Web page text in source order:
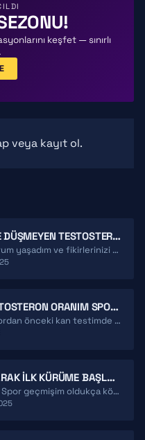
keşfet — sınırlı
veya kayıt ol.
SUSTANON BIRAKTIĞIM HALDE DÜŞMEYEN TESTOSTERON
Hocam selamlar,biraz garip bir durum yaşadım ve fikirlerinizi almak istiyorum. 7 ay boyunca haftada 500 mg…
543 SEVIYELERINDE OLAN TESTOSTERON ORANIM SPORA BAŞLADIKTAN SONRA DÜŞTÜ! SEBEBI NE OLABILIR?
Merhabalar ben yeni başladım spordan önceki kan testimde 543 olan testo oranım spora başladıktan 45 gün…
TEMELI OLAN BIR SPORCU OLARAK İLK KÜRÜME BAŞLAMAYI DÜŞÜNÜYORUM – TAVSIYELERINIZE İHTIYACIM VAR
Selamlar herkese, 26 yaşındayım. Spor geçmişim oldukça köklü diyebilirim: 8-13 yaş arası basketbol, 13-21 yaş arası…